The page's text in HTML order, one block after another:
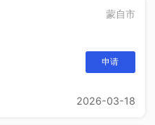
蒙自市
申请
2026-03-18